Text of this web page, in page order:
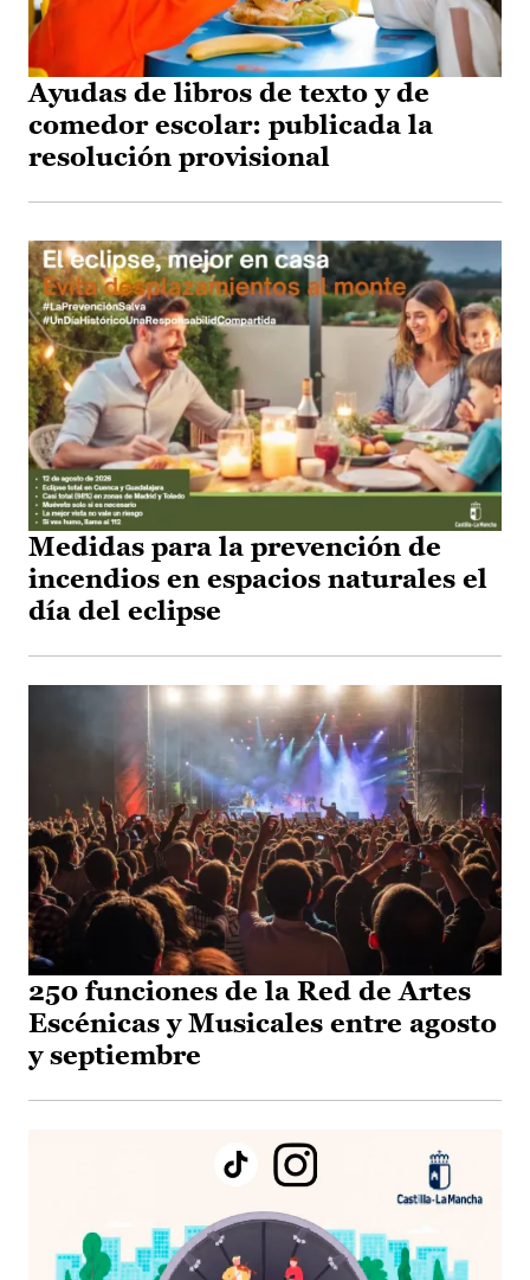
Ayudas de libros de texto y de
comedor escolar: publicada la
resolución provisional
Medidas para la prevención de
incendios en espacios naturales el
día del eclipse
250 funciones de la Red de Artes
Escénicas y Musicales entre agosto
y septiembre